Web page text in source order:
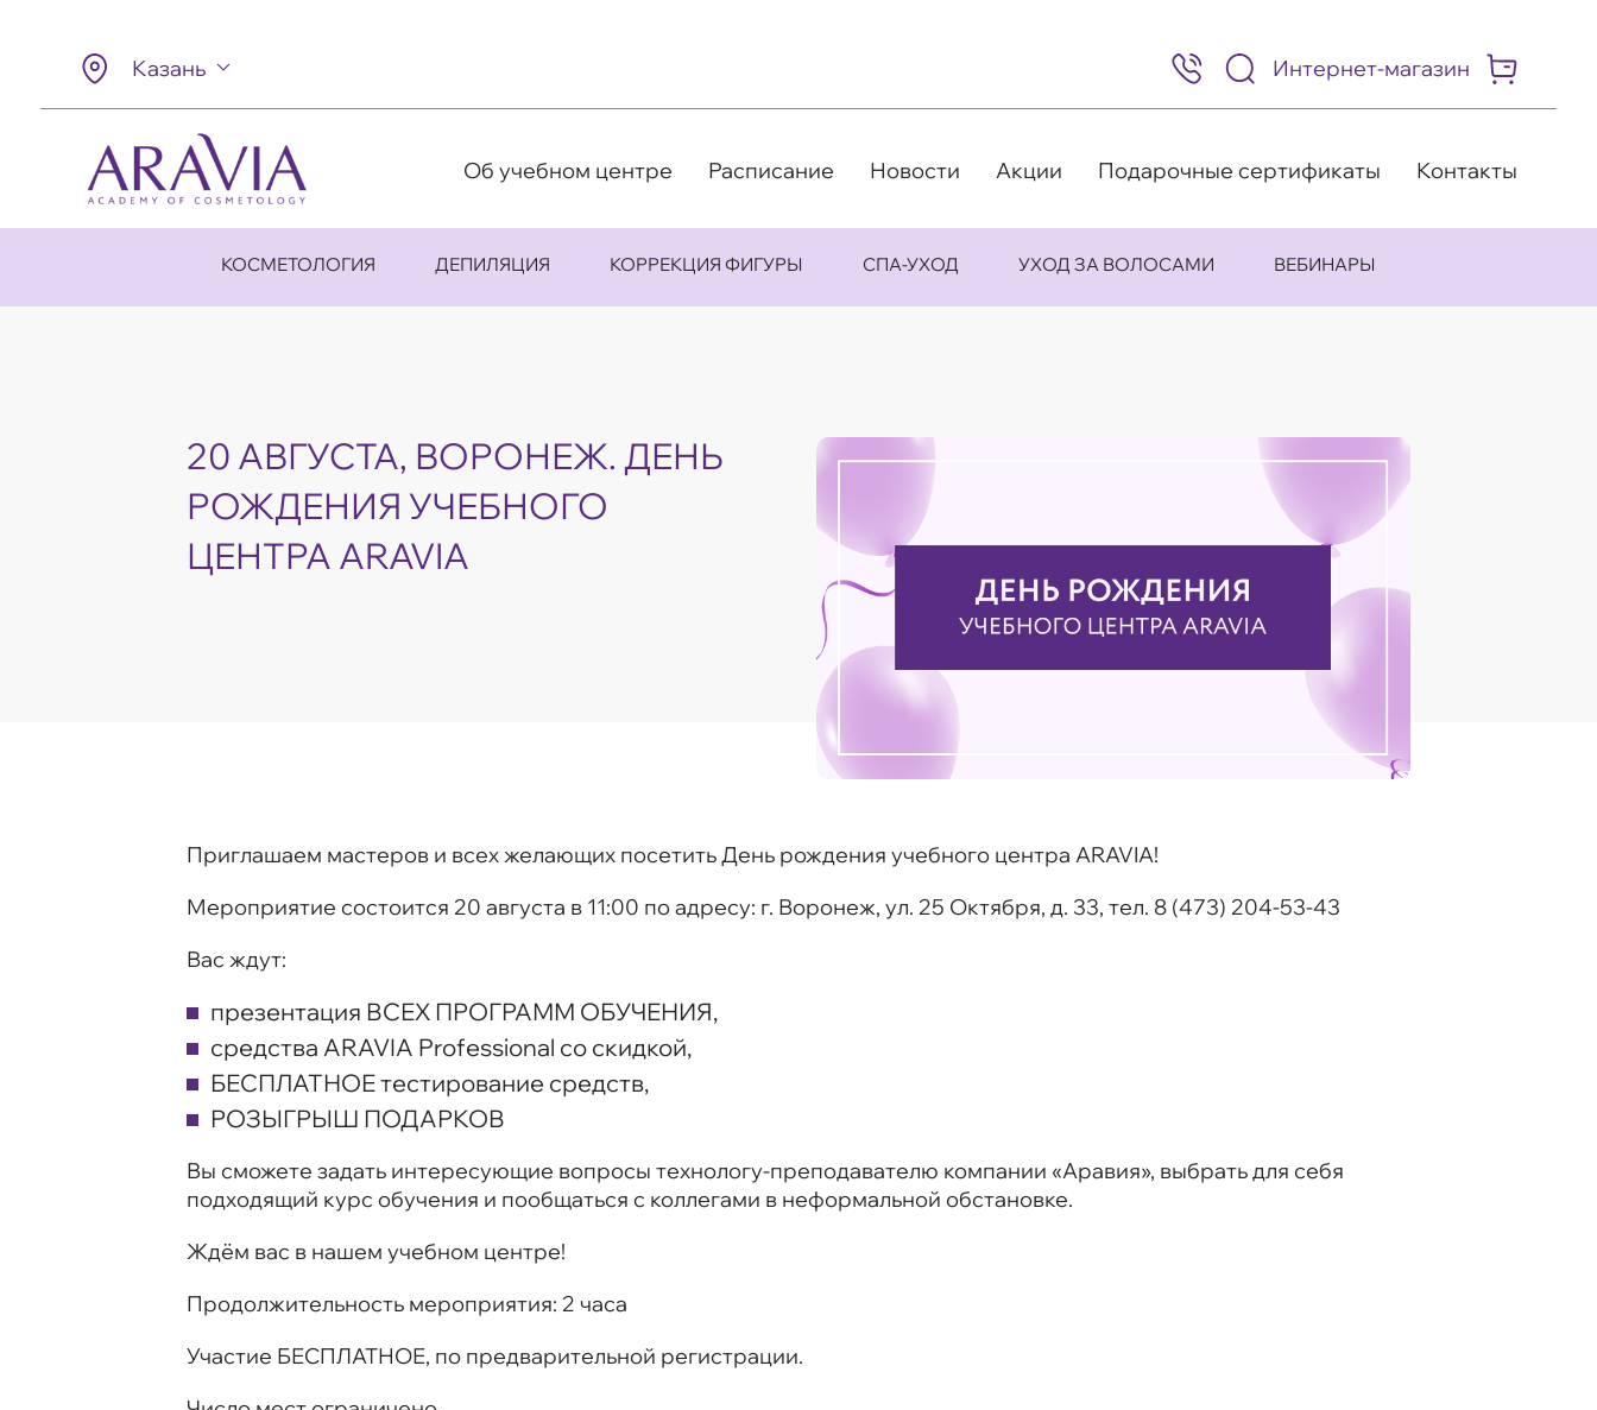
Казань
8
(495)
505-
98
Интернет-магазин
Об учебном центре Расписание Новости Акции Подарочные сертификаты Контакты
КОСМЕТОЛОГИЯ ДЕПИЛЯЦИЯ КОРРЕКЦИЯ ФИГУРЫ СПА-УХОД УХОД ЗА ВОЛОСАМИ ВЕБИНАРЫ
20 АВГУСТА, ВОРОНЕЖ. ДЕНЬ
РОЖДЕНИЯ УЧЕБНОГО
ЦЕНТРА ARAVIA
Приглашаем мастеров и всех желающих посетить День рождения учебного центра ARAVIA!
Мероприятие состоится 20 августа в 11:00 по адресу: г. Воронеж, ул. 25 Октября, д. 33, тел. 8 (473) 204-53-43
Вас ждут:
презентация ВСЕХ ПРОГРАММ ОБУЧЕНИЯ,
средства ARAVIA Professional со скидкой,
БЕСПЛАТНОЕ тестирование средств,
РОЗЫГРЫШ ПОДАРКОВ
Вы сможете задать интересующие вопросы технологу-преподавателю компании «Аравия», выбрать для себя
подходящий курс обучения и пообщаться с коллегами в неформальной обстановке.
Ждём вас в нашем учебном центре!
Продолжительность мероприятия: 2 часа
Участие БЕСПЛАТНОЕ, по предварительной регистрации.